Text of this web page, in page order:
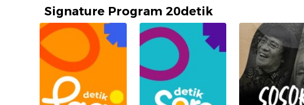
Signature Program 20detik